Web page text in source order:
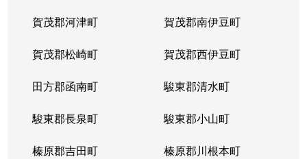
賀茂郡河津町 賀茂郡南伊豆町
賀茂郡松崎町 賀茂郡西伊豆町
田方郡函南町 駿東郡清水町
駿東郡長泉町 駿東郡小山町
榛原郡吉田町 榛原郡川根本町